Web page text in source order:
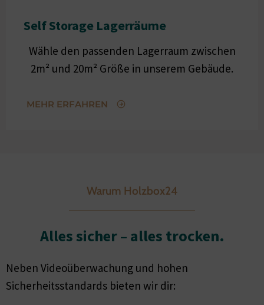
Self Storage Lagerräume
Wähle den passenden Lagerraum zwischen
2m² und 20m² Größe in unserem Gebäude.
MEHR ERFAHREN
Warum Holzbox24
Alles sicher – alles trocken.
Neben Videoüberwachung und hohen
Sicherheitsstandards bieten wir dir: